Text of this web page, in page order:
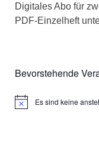
Digitales Abo für
PDF-Einzelheft
Bevorstehende
HinweisEs sind keine